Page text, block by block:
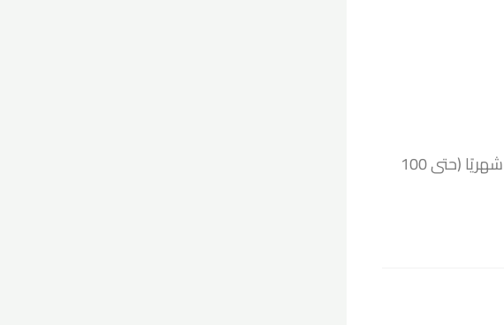
، تبين أن المستثمرين الذين استثمروا مبالغ صغيرة شهريًا (حتى 100